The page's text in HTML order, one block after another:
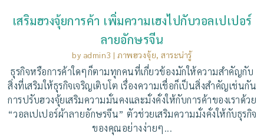
เสริมฮวงจุ้ยการค้า เพิ่มความเฮงไปกับวอลเปเปอร์
ลายอักษรจีน
by admin3 |ภาพฮวงจุ้ย,สาระน่ารู้
ธุรกิจหรือการค้าใดๆก็ตามทุกคนที่เกี่ยวข้องมักให้ความสำคัญกับ
สิ่งที่เสริมให้ธุรกิจเจริญเติบโต เรื่องความเชื่อก็เป็นสิ่งสำคัญเช่นกัน
การปรับฮวงจุ้ยเสริมความมั่นคงและมั่งคั่งให้กับการค้าของเราด้วย
“วอลเปเปอร์ผ้าลายอักษรจีน” ตัวช่วยเสริมความมั่งคั่งให้กับธุรกิจ
ของคุณอย่างง่ายๆ...